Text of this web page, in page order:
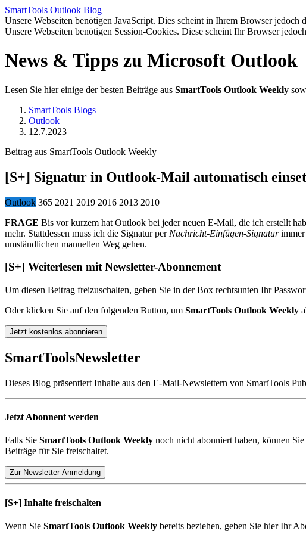
SmartTools Outlook Blog
Unsere Webseiten benötigen JavaScript. Dies scheint in Ihrem Browser jedoch
Unsere Webseiten benötigen Session-Cookies. Diese scheint Ihr Browser
News & Tipps zu Microsoft Outlook
Lesen Sie hier einige der besten Beiträge aus SmartTools Outlook Weekly
SmartTools Blogs
Outlook
12.7.2023
Beitrag aus SmartTools Outlook Weekly
[S+] Signatur in Outlook-Mail automatisch
Outlook 365 2021 2019 2016 2013 2010
FRAGE Bis vor kurzem hat Outlook bei jeder neuen E-Mail, die ich erstellt
mehr. Stattdessen muss ich die Signatur per Nachricht-Einfügen-Signaturimmer
umständlichen manuellen Weg gehen.
[S+] Weiterlesen mit Newsletter-Abonnement
Um diesen Beitrag freizuschalten, geben Sie in der Box rechtsunten Ihr
Oder klicken Sie auf den folgenden Button, um SmartTools Outlook Weekly
Jetzt kostenlos abonnieren
SmartToolsNewsletter
Dieses Blog präsentiert Inhalte aus den E-Mail-Newslettern von SmartTools
Jetzt Abonnent werden
Falls Sie SmartTools Outlook Weekly noch nicht abonniert haben, können
Beiträge für Sie freischaltet.
Zur Newsletter-Anmeldung
[S+] Inhalte freischalten
Wenn Sie SmartTools Outlook Weekly bereits beziehen, geben Sie hier Ihr